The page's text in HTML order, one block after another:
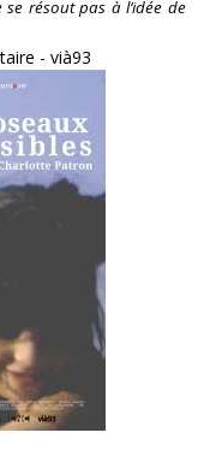
se résout pas à l’idée de
- vià93